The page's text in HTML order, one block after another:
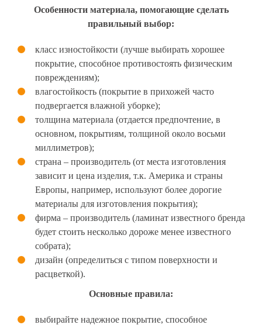
Особенности материала, помогающие сделать
правильный выбор:
класс изностойкости (лучше выбирать хорошее
покрытие, способное противостоять физическим
повреждениям);
влагостойкость (покрытие в прихожей часто
подвергается влажной уборке);
толщина материала (отдается предпочтение, в
основном, покрытиям, толщиной около восьми
миллиметров);
страна – производитель (от места изготовления
зависит и цена изделия, т.к. Америка и страны
Европы, например, используют более дорогие
материалы для изготовления покрытия);
фирма – производитель (ламинат известного бренда
будет стоить несколько дороже менее известного
собрата);
дизайн (определиться с типом поверхности и
расцветкой).
Основные правила:
выбирайте надежное покрытие, способное